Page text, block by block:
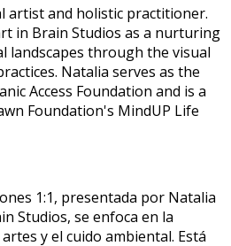
artist and holistic practitioner.
in Brain Studios as a nurturing
landscapes through the visual
Natalia serves as the
Access Foundation and is a
Foundation's MindUP Life
1:1, presentada por Natalia
Studios, se enfoca en la
y el cuido ambiental. Está